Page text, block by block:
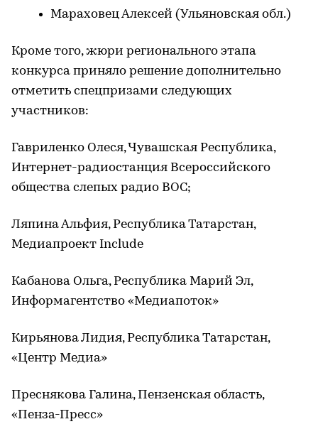
Мараховец Алексей (Ульяновская обл.)
Кроме того, жюри регионального этапа
конкурса приняло решение дополнительно
отметить спецпризами следующих
участников:
Гавриленко Олеся, Чувашская Республика,
Интернет-радиостанция Всероссийского
общества слепых радио ВОС;
Ляпина Альфия, Республика Татарстан,
Медиапроект Include
Кабанова Ольга, Республика Марий Эл,
Информагентство «Медиапоток»
Кирьянова Лидия, Республика Татарстан,
«Центр Медиа»
Преснякова Галина, Пензенская область,
«Пенза-Пресс»